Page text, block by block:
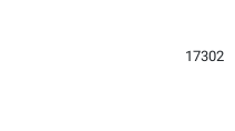
17302